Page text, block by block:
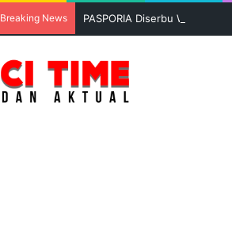
Breaking News